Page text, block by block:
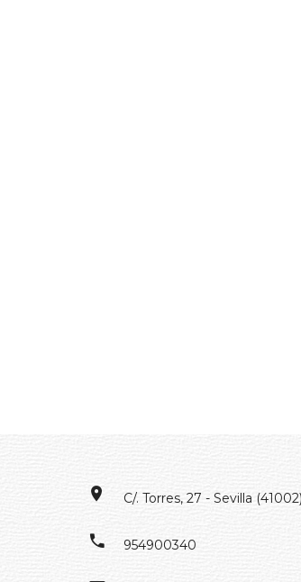
C/. Torres, 27 - Sevilla (41002)
954900340